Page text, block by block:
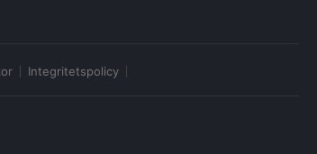
Integritetspolicy